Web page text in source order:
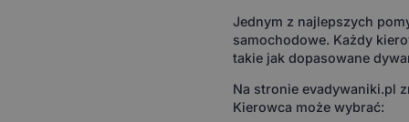
Jednym z najlepszych
samochodowe. Każdy
takie jak dopasowane
Na stronie evadywaniki.pl
Kierowca może wybrać: